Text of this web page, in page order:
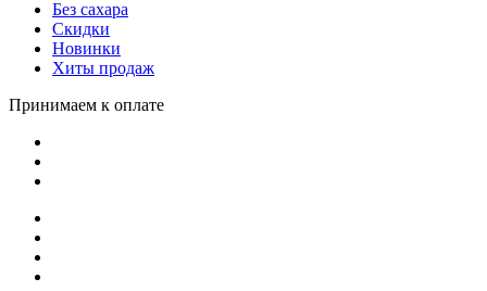
Без сахара
Скидки
Новинки
Хиты продаж
Принимаем к оплате